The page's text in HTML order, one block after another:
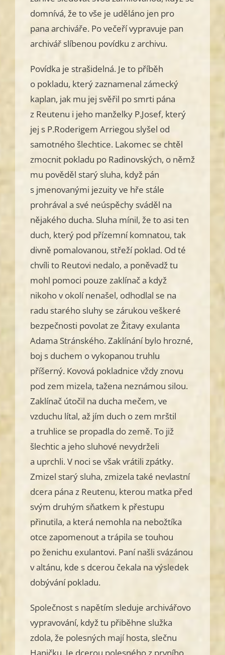
domnívá, že to vše je uděláno jen pro
pana archiváře. Po večeří vypravuje pan
archivář slíbenou povídku z archivu.
Povídka je strašidelná. Je to příběh
o pokladu, který zaznamenal zámecký
kaplan, jak mu jej svěřil po smrti pána
z Reutenu i jeho manželky P.Josef, který
jej s P.Roderigem Arriegou slyšel od
samotného šlechtice. Lakomec se chtěl
zmocnit pokladu po Radinovských, o němž
mu pověděl starý sluha, když pán
s jmenovanými jezuity ve hře stále
prohrával a své neúspěchy sváděl na
nějakého ducha. Sluha mínil, že to asi ten
duch, který pod přízemní komnatou, tak
divně pomalovanou, střeží poklad. Od té
chvíli to Reutovi nedalo, a poněvadž tu
mohl pomoci pouze zaklínač a když
nikoho v okolí nenašel, odhodlal se na
radu starého sluhy se zárukou veškeré
bezpečnosti povolat ze Žitavy exulanta
Adama Stránského. Zaklínání bylo hrozné,
boj s duchem o vykopanou truhlu
příšerný. Kovová pokladnice vždy znovu
pod zem mizela, tažena neznámou silou.
Zaklínač útočil na ducha mečem, ve
vzduchu lítal, až jím duch o zem mrštil
a truhlice se propadla do země. To již
šlechtic a jeho sluhové nevydrželi
a uprchli. V noci se však vrátili zpátky.
Zmizel starý sluha, zmizela také nevlastní
dcera pána z Reutenu, kterou matka před
svým druhým sňatkem k přestupu
přinutila, a která nemohla na nebožtíka
otce zapomenout a trápila se touhou
po ženichu exulantovi. Paní našli svázánou
v altánu, kde s dcerou čekala na výsledek
dobývání pokladu.
Společnost s napětím sleduje archivářovo
vypravování, když tu přiběhne služka
zdola, že polesných mají hosta, slečnu